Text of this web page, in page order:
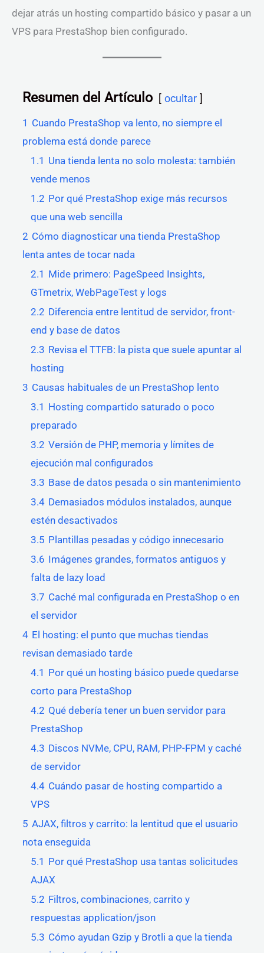
dejar atrás un hosting compartido básico y pasar a un
VPS para PrestaShop bien configurado.
Resumen del Artículo ocultar
1 Cuando PrestaShop va lento, no siempre el
problema está donde parece
1.1 Una tienda lenta no solo molesta: también
vende menos
1.2 Por qué PrestaShop exige más recursos
que una web sencilla
2 Cómo diagnosticar una tienda PrestaShop
lenta antes de tocar nada
2.1 Mide primero: PageSpeed Insights,
GTmetrix, WebPageTest y logs
2.2 Diferencia entre lentitud de servidor, front-
end y base de datos
2.3 Revisa el TTFB: la pista que suele apuntar al
hosting
3 Causas habituales de un PrestaShop lento
3.1 Hosting compartido saturado o poco
preparado
3.2 Versión de PHP, memoria y límites de
ejecución mal configurados
3.3 Base de datos pesada o sin mantenimiento
3.4 Demasiados módulos instalados, aunque
estén desactivados
3.5 Plantillas pesadas y código innecesario
3.6 Imágenes grandes, formatos antiguos y
falta de lazy load
3.7 Caché mal configurada en PrestaShop o en
el servidor
4 El hosting: el punto que muchas tiendas
revisan demasiado tarde
4.1 Por qué un hosting básico puede quedarse
corto para PrestaShop
4.2 Qué debería tener un buen servidor para
PrestaShop
4.3 Discos NVMe, CPU, RAM, PHP-FPM y caché
de servidor
4.4 Cuándo pasar de hosting compartido a
VPS
5 AJAX, filtros y carrito: la lentitud que el usuario
nota enseguida
5.1 Por qué PrestaShop usa tantas solicitudes
AJAX
5.2 Filtros, combinaciones, carrito y
respuestas application/json
5.3 Cómo ayudan Gzip y Brotli a que la tienda